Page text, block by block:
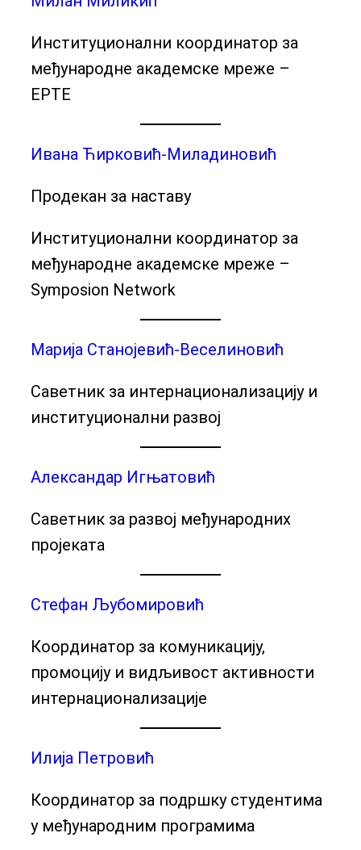
Институционални координатор за
међународне академске мреже –
EPTE
Ивана Ћирковић-Миладиновић
Продекан за наставу
Институционални координатор за
међународне академске мреже –
Symposion Network
Марија Станојевић-Веселиновић
Саветник за интернационализацију и
институционални развој
Александар Игњатовић
Саветник за развој међународних
пројеката
Стефан Љубомировић
Координатор за комуникацију,
промоцију и видљивост активности
интернационализације
Илија Петровић
Координатор за подршку студентима
у међународним програмима